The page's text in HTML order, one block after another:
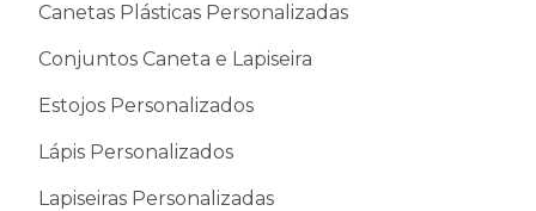
Canetas Plásticas Personalizadas
Conjuntos Caneta e Lapiseira
Estojos Personalizados
Lápis Personalizados
Lapiseiras Personalizadas